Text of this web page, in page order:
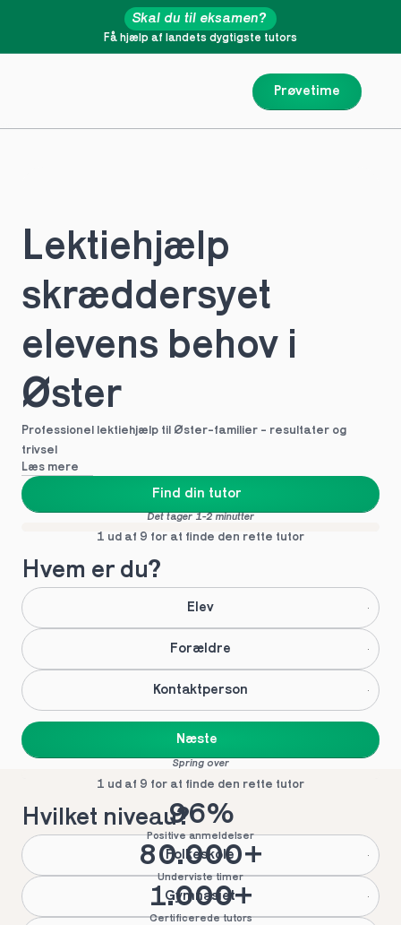
Prøvetime
Få hjælp af landets dygtigste tutors
Skal du til eksamen?
Lektiehjælp
skræddersyet
elevens behov i
Øster
Professionel lektiehjælp til Øster-familier - resultater og
trivsel
Læs mere
Find din tutor
Det tager 1-2 minutter
1 ud af 9 for at finde den rette tutor
Hvem er du?
Elev
Forældre
Kontaktperson
Næste
Spring over
1 ud af 9 for at finde den rette tutor
Hvilket niveau?
Folkeskole
Gymnasiet
96%
Positive anmeldelser
80.000+
Underviste timer
1.000+
Certificerede tutors